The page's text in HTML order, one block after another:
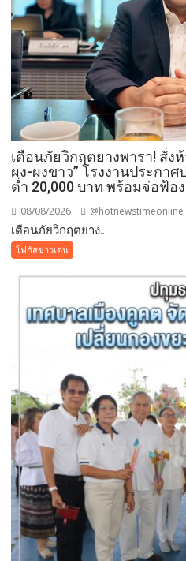
เตือนภัยวิกฤตยางพารา! สั่ง
ผง-ผงขาว” โรงงานประกา
ต่ำ 20,000 บาท พร้อมจ่อฟ้อ
08/08/2026 @hotnewstimeonline
เตือนภัยวิกฤตยาง...
โฟกัสข่าวเด่น